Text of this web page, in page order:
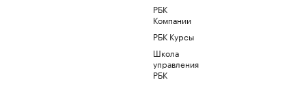
РБК
Компании
РБК Курсы
Школа
управления
РБК